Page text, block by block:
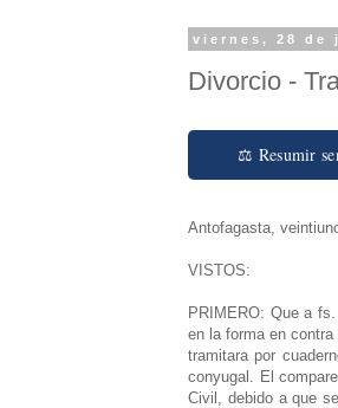
viernes, 28 de
Divorcio -
⚖ Resumir
Antofagasta,
VISTOS:
PRIMERO: Que a
en la forma en
tramitara por
conyugal. El
Civil, debido a que